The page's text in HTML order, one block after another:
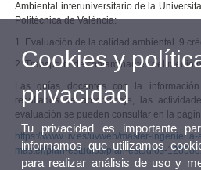
Ambiental interuniversitario de la
Politécnica de València:
1. Evaluación de la calidad ambiental. 9
2. Transporte de contaminantes del medio
Las guías docentes con la
resultados de aprendizaje, las
evaluación se pueden consultar en la
https://www.uv.es/uvweb/master-
master/plan-estudios/plan-estudios-
Cookies y
privacidad
Tu privacidad es importante
informamos que utilizamos
para realizar análisis de uso y